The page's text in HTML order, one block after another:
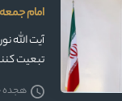
امام
آیت الله
تبعیت
هجده